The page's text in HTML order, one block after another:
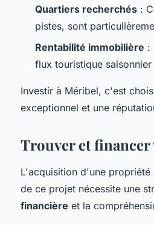
Quartiers recherchés :
pistes, sont
Rentabilité immobilière :
flux touristique
Investir à Méribel, c'est
exceptionnel et une
Trouver et financer
L'acquisition d'une
de ce projet nécessite une
financière et la